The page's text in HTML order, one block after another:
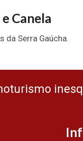
Canela
da Serra Gaúcha.